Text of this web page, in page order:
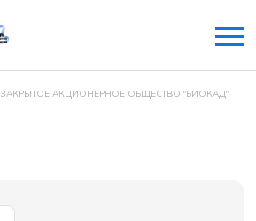
ЗАКРЫТОЕ АКЦИОНЕРНОЕ ОБЩЕСТВО "БИОКАД"